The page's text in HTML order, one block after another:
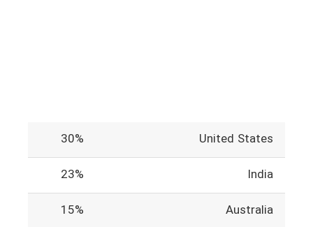
United States
30%
India
23%
Australia
15%